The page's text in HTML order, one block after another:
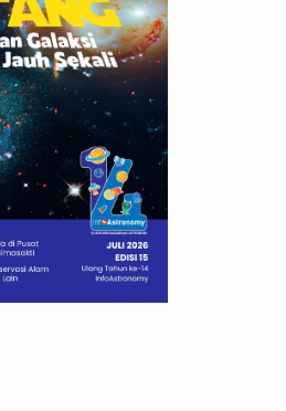
Jupiter
Bumi
Berita